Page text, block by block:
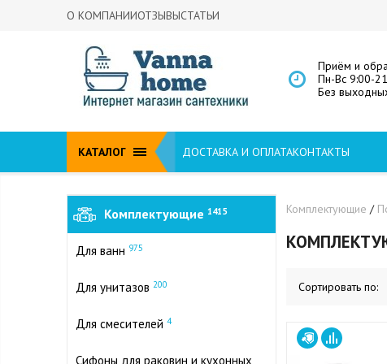
О КОМПАНИИОТЗЫВЫСТАТЬИ
Приём и
Пн-Вс 9:00-
Без
КАТАЛОГ ДОСТАВКА И ОПЛАТАКОНТАКТЫ
Комплектующие 1415
Для ванн 975
Для унитазов 200
Для смесителей 4
Сифоны для раковин и кухонных
Комплектующие /
Сортировать по: